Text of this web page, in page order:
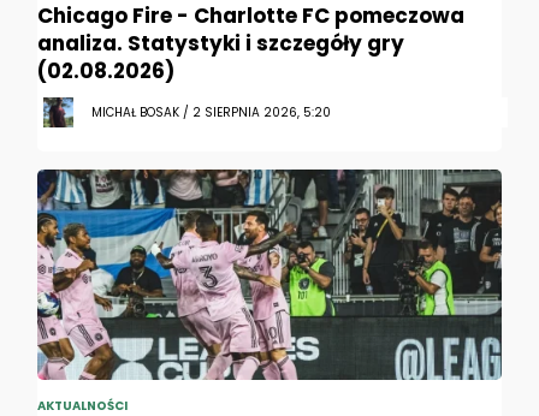
Chicago Fire - Charlotte FC pomeczowa
analiza. Statystyki i szczegóły gry
(02.08.2026)
MICHAŁ BOSAK / 2 SIERPNIA 2026, 5:20
AKTUALNOŚCI